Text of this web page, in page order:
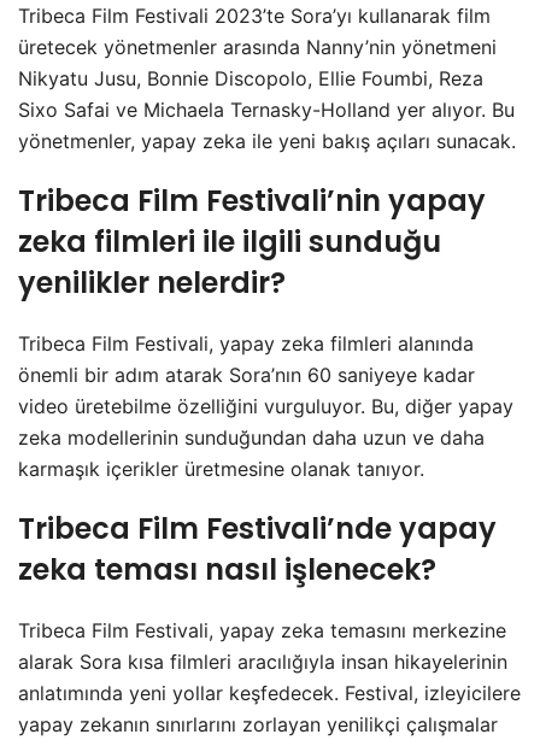
Tribeca Film Festivali 2023’te Sora’yı kullanarak film
üretecek yönetmenler arasında Nanny’nin yönetmeni
Nikyatu Jusu, Bonnie Discopolo, Ellie Foumbi, Reza
Sixo Safai ve Michaela Ternasky-Holland yer alıyor. Bu
yönetmenler, yapay zeka ile yeni bakış açıları sunacak.
Tribeca Film Festivali’nin yapay
zeka filmleri ile ilgili sunduğu
yenilikler nelerdir?
Tribeca Film Festivali, yapay zeka filmleri alanında
önemli bir adım atarak Sora’nın 60 saniyeye kadar
video üretebilme özelliğini vurguluyor. Bu, diğer yapay
zeka modellerinin sunduğundan daha uzun ve daha
karmaşık içerikler üretmesine olanak tanıyor.
Tribeca Film Festivali’nde yapay
zeka teması nasıl işlenecek?
Tribeca Film Festivali, yapay zeka temasını merkezine
alarak Sora kısa filmleri aracılığıyla insan hikayelerinin
anlatımında yeni yollar keşfedecek. Festival, izleyicilere
yapay zekanın sınırlarını zorlayan yenilikçi çalışmalar